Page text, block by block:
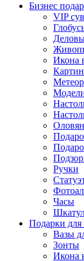
Бизнес
VIP
Икона
Ручки
Часы
Подарки
Вазы
Зонты
Икона